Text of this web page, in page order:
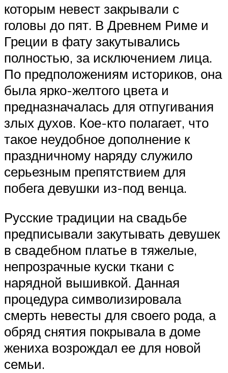
которым невест закрывали с
головы до пят. В Древнем Риме и
Греции в фату закутывались
полностью, за исключением лица.
По предположениям историков, она
была ярко-желтого цвета и
предназначалась для отпугивания
злых духов. Кое-кто полагает, что
такое неудобное дополнение к
праздничному наряду служило
серьезным препятствием для
побега девушки из-под венца.
Русские традиции на свадьбе
предписывали закутывать девушек
в свадебном платье в тяжелые,
непрозрачные куски ткани с
нарядной вышивкой. Данная
процедура символизировала
смерть невесты для своего рода, а
обряд снятия покрывала в доме
жениха возрождал ее для новой
семьи.